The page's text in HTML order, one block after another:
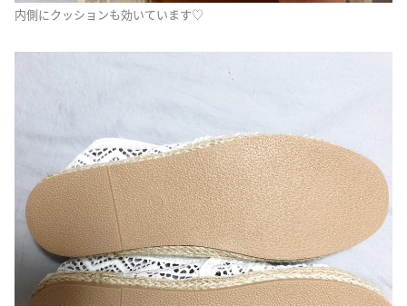
内側にクッションも効いています♡